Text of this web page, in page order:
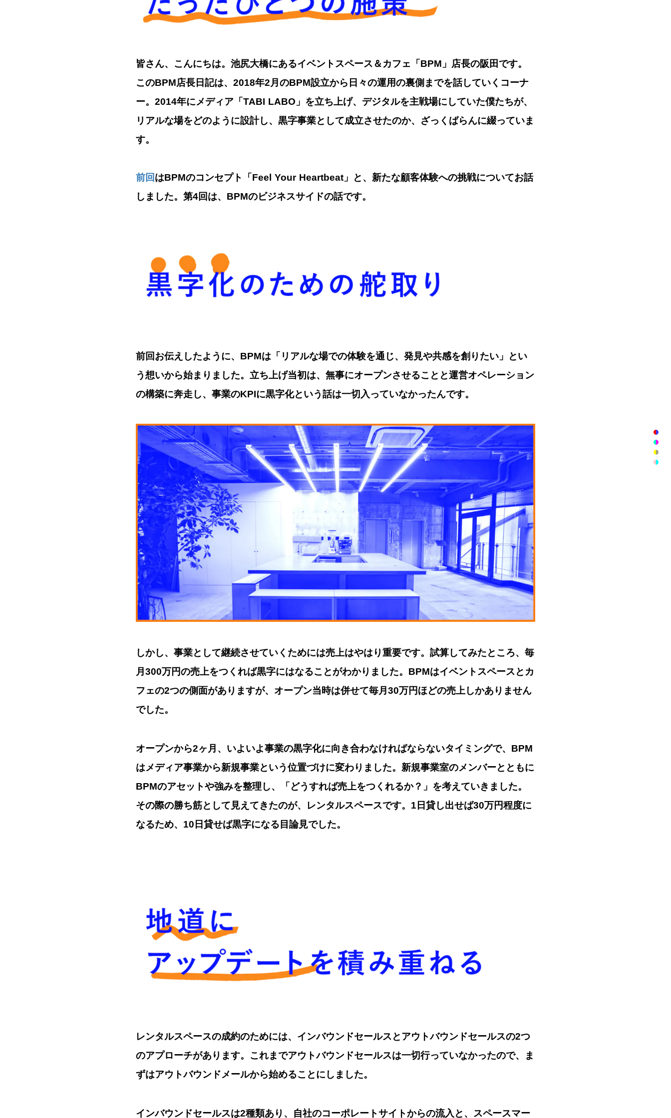
皆さん、こんにちは。池尻大橋にあるイベントスペース＆カフェ「BPM」店長の阪田です。
このBPM店長日記は、2018年2月のBPM設立から日々の運用の裏側までを話していくコーナ
ー。2014年にメディア「TABI LABO」を立ち上げ、デジタルを主戦場にしていた僕たちが、
リアルな場をどのように設計し、黒字事業として成立させたのか、ざっくばらんに綴っていま
す。
前回はBPMのコンセプト「Feel Your Heartbeat」と、新たな顧客体験への挑戦についてお話
しました。第4回は、BPMのビジネスサイドの話です。
前回お伝えしたように、BPMは「リアルな場での体験を通じ、発見や共感を創りたい」とい
う想いから始まりました。立ち上げ当初は、無事にオープンさせることと運営オペレーション
の構築に奔走し、事業のKPIに黒字化という話は一切入っていなかったんです。
しかし、事業として継続させていくためには売上はやはり重要です。試算してみたところ、毎
月300万円の売上をつくれば黒字にはなることがわかりました。BPMはイベントスペースとカ
フェの2つの側面がありますが、オープン当時は併せて毎月30万円ほどの売上しかありません
でした。
オープンから2ヶ月、いよいよ事業の黒字化に向き合わなければならないタイミングで、BPM
はメディア事業から新規事業という位置づけに変わりました。新規事業室のメンバーとともに
BPMのアセットや強みを整理し、「どうすれば売上をつくれるか？」を考えていきました。
その際の勝ち筋として見えてきたのが、レンタルスペースです。1日貸し出せば30万円程度に
なるため、10日貸せば黒字になる目論見でした。
レンタルスペースの成約のためには、インバウンドセールスとアウトバウンドセールスの2つ
のアプローチがあります。これまでアウトバウンドセールスは一切行っていなかったので、ま
ずはアウトバウンドメールから始めることにしました。
インバウンドセールスは2種類あり、自社のコーポレートサイトからの流入と、スペースマー